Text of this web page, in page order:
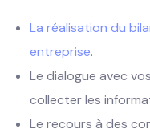
La réalisation du
entreprise.
Le dialogue avec
collecter les
Le recours à des